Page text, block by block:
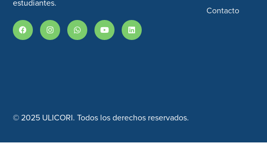
estudiantes.
Contacto
© 2025 ULICORI. Todos los derechos reservados.